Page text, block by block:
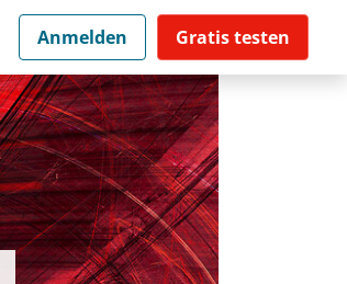
Anmelden Gratis testen